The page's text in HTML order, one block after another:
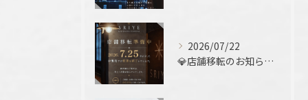
2026/07/22
💎店舗移転のお知らせ 💎